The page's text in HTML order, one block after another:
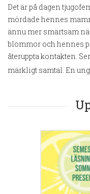
Det är på dagen
mördade hennes
ännu mer smärtsam
blommor och hennes
återuppta kontakten.
märkligt samtal. En